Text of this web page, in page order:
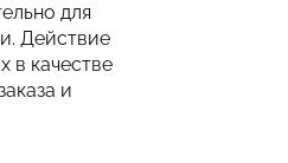
для
Действие
в качестве
и